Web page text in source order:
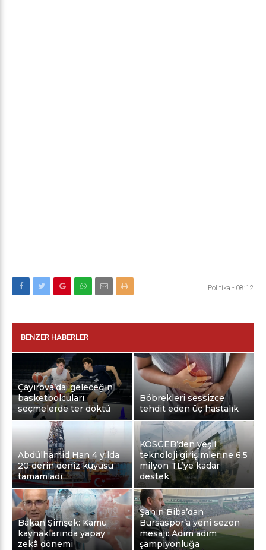
Politika - 08:12
BENZER HABERLER
Çayırova’da, geleceğin
basketbolcuları
seçmelerde ter döktü
Böbrekleri sessizce
tehdit eden üç hastalık
Abdülhamid Han 4 yılda
20 derin deniz kuyusu
tamamladı
KOSGEB’den yeşil
teknoloji girişimlerine 6,5
milyon TL’ye kadar
destek
Bakan Şimşek: Kamu
kaynaklarında yapay
zekâ dönemi
Şahin Biba’dan
Bursaspor’a yeni sezon
mesajı: Adım adım
şampiyonluğa